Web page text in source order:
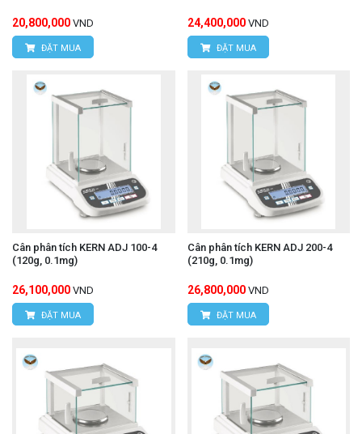
20,800,000 VND
ĐẶT MUA
24,400,000 VND
ĐẶT MUA
Cân phân tích KERN ADJ 100-4
(120g, 0.1mg)
26,100,000 VND
ĐẶT MUA
Cân phân tích KERN ADJ 200-4
(210g, 0.1mg)
26,800,000 VND
ĐẶT MUA